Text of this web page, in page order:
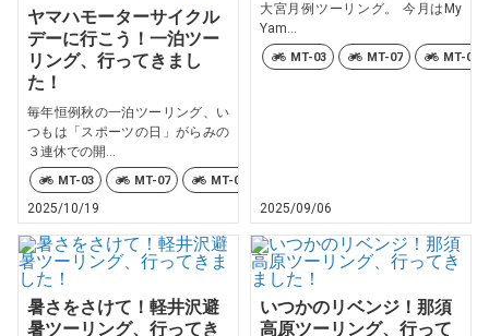
ヤマハモーターサイクル
デーに行こう！一泊ツー
リング、行ってきまし
た！
毎年恒例秋の一泊ツーリング、い
つもは「スポーツの日」がらみの
３連休での開...
MT-03 MT-07 MT-09
2025/10/19
大宮月例ツーリング。 今月はMy
Yam...
MT-03 MT-07 MT-09
2025/09/06
暑さをさけて！軽井沢避
暑ツーリング、行ってき
いつかのリベンジ！那須
高原ツーリング、行って